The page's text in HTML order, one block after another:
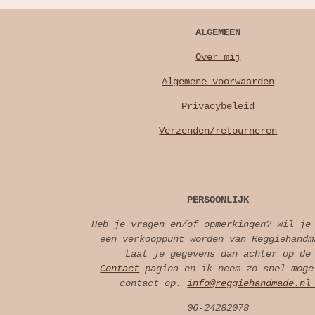
ALGEMEEN
Over mij
Algemene voorwaarden
Privacybeleid
Verzenden/retourneren
PERSOONLIJK
Heb je vragen en/of opmerkingen? Wil je
een verkooppunt worden van
Laat je gegevens dan achter op de
Contact pagina en ik neem zo snel
contact op.info@reggiehandmade.nl
06-24282078